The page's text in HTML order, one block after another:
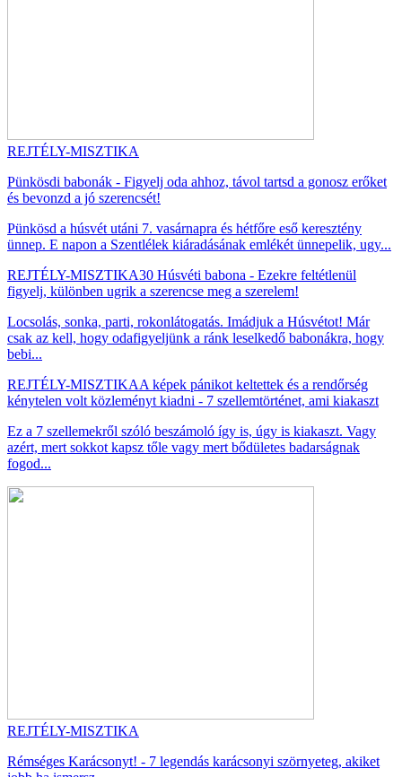
REJTÉLY-MISZTIKA
Pünkösdi babonák - Figyelj oda ahhoz, távol tartsd a gonosz erőket
és bevonzd a jó szerencsét!
Pünkösd a húsvét utáni 7. vasárnapra és hétfőre eső keresztény
ünnep. E napon a Szentlélek kiáradásának emlékét ünnepelik, ugy...
REJTÉLY-MISZTIKA30 Húsvéti babona - Ezekre feltétlenül
figyelj, különben ugrik a szerencse meg a szerelem!
Locsolás, sonka, parti, rokonlátogatás. Imádjuk a Húsvétot! Már
csak az kell, hogy odafigyeljünk a ránk leselkedő babonákra, hogy
bebi...
REJTÉLY-MISZTIKAA képek pánikot keltettek és a rendőrség
kénytelen volt közleményt kiadni - 7 szellemtörténet, ami kiakaszt
Ez a 7 szellemekről szóló beszámoló így is, úgy is kiakaszt. Vagy
azért, mert sokkot kapsz tőle vagy mert bődületes badarságnak
fogod...
REJTÉLY-MISZTIKA
Rémséges Karácsonyt! - 7 legendás karácsonyi szörnyeteg, akiket